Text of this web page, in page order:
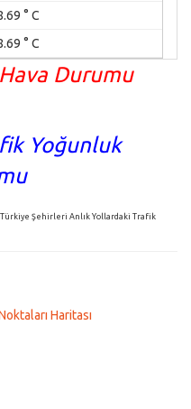
° C
° C
Durumu
Yoğunluk
Şehirleri Anlık Yollardaki Trafik
Haritası